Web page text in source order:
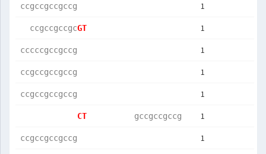
ccgccgccgccg 1
  ccgccgccgc
GT 1
cccccgccgccg 1
ccgccgccgccg 1
ccgccgccgccg 1
CT gccgccgccg 1
ccgccgccgccg 1